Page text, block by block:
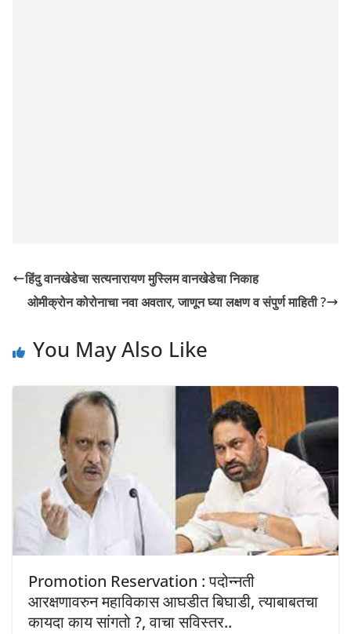
हिंदु वानखेडेचा सत्यनारायण मुस्लिम वानखेडेचा निकाह
ओमीक्रोन कोरोनाचा नवा अवतार, जाणून घ्या लक्षण व संपुर्ण माहिती ?
You May Also Like
Promotion Reservation : पदोन्नती
आरक्षणावरुन महाविकास आघडीत बिघाडी, त्याबाबतचा
कायदा काय सांगतो ?, वाचा सविस्तर..